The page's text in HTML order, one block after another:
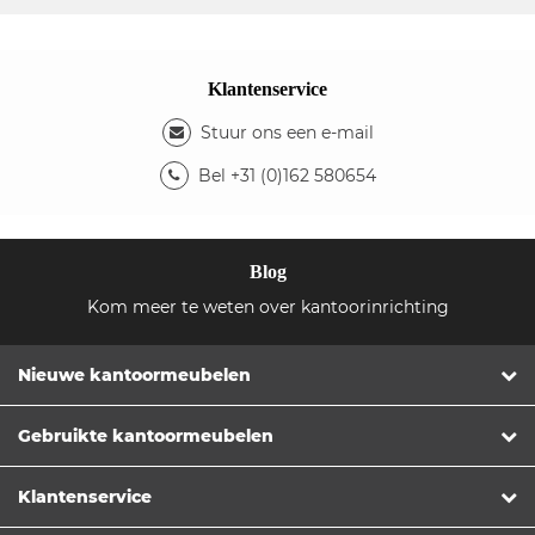
Klantenservice
Stuur ons een e-mail
Bel +31 (0)162 580654
Blog
Kom meer te weten over kantoorinrichting
Nieuwe kantoormeubelen
Gebruikte kantoormeubelen
Klantenservice